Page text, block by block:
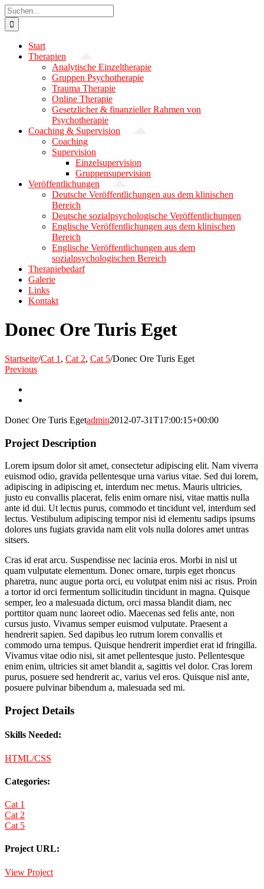
Zum
Inhalt
springen
Suche
nach:
Start
Therapien
Analytische Einzeltherapie
Gruppen Psychotherapie
Trauma Therapie
Online Therapie
Gesetzlicher & finanzieller Rahmen von
Psychotherapie
Coaching & Supervision
Coaching
Supervision
Einzelsupervision
Gruppensupervision
Veröffentlichungen
Deutsche Veröffentlichungen aus dem klinischen
Bereich
Deutsche sozialpsychologische Veröffentlichungen
Englische Veröffentlichungen aus dem klinischen
Bereich
Englische Veröffentlichungen aus dem
sozialpsychologischen Bereich
Therapiebedarf
Galerie
Links
Kontakt
Donec Ore Turis Eget
Startseite/Cat 1 , Cat 2, Cat 5/Donec Ore Turis Eget
Previous
Image
Donec Ore Turis Egetadmin2012-07-31T17:00:15+00:00
Project Description
Lorem ipsum dolor sit amet, consectetur adipiscing elit. Nam viverra
euismod odio, gravida pellentesque urna varius vitae. Sed dui lorem,
adipiscing in adipiscing et, interdum nec metus. Mauris ultricies,
justo eu convallis placerat, felis enim ornare nisi, vitae mattis nulla
ante id dui. Ut lectus purus, commodo et tincidunt vel, interdum sed
lectus. Vestibulum adipiscing tempor nisi id elementu sadips ipsums
dolores uns fugiats gravida nam elit vols nulla dolores amet untras
sitsers.
Cras id erat arcu. Suspendisse nec lacinia eros. Morbi in nisl ut
quam vulputate elementum. Donec ornare, turpis eget rhoncus
pharetra, nunc augue porta orci, eu volutpat enim nisi ac risus. Proin
a tortor id orci fermentum sollicitudin tincidunt in magna. Quisque
semper, leo a malesuada dictum, orci massa blandit diam, nec
porttitor quam nunc laoreet odio. Maecenas sed felis ante, non
cursus justo. Vivamus semper euismod vulputate. Praesent a
hendrerit sapien. Sed dapibus leo rutrum lorem convallis et
commodo urna tempus. Quisque hendrerit imperdiet erat id fringilla.
Vivamus vitae odio nisi, sit amet pellentesque justo. Pellentesque
enim enim, ultricies sit amet blandit a, sagittis vel dolor. Cras lorem
purus, posuere sed hendrerit ac, varius vel eros. Quisque nisl ante,
posuere pulvinar bibendum a, malesuada sed mi.
Project Details
Skills Needed:
HTML/CSS
Categories:
Cat 1
Cat 2
Cat 5
Project URL:
View Project